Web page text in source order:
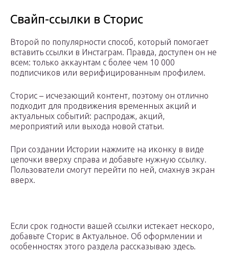
Свайп-ссылки в Сторис
Второй по популярности способ, который помогает
вставить ссылки в Инстаграм. Правда, доступен он не
всем: только аккаунтам с более чем 10 000
подписчиков или верифицированным профилем.
Сторис – исчезающий контент, поэтому он отлично
подходит для продвижения временных акций и
актуальных событий: распродаж, акций,
мероприятий или выхода новой статьи.
При создании Истории нажмите на иконку в виде
цепочки вверху справа и добавьте нужную ссылку.
Пользователи смогут перейти по ней, смахнув экран
вверх.
Если срок годности вашей ссылки истекает нескоро,
добавьте Сторис в Актуальное. Об оформлении и
особенностях этого раздела рассказываю здесь.